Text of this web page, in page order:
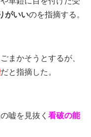
がいいのを指摘する。
まかそうとするが、
だと指摘した。
嘘を見抜く 看破の能